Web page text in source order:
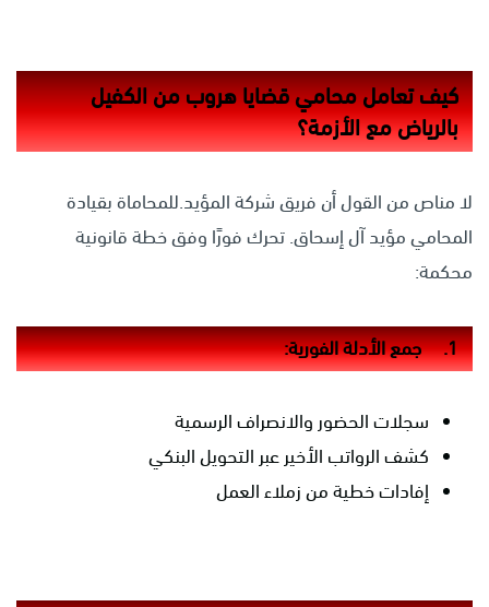
كيف تعامل محامي قضايا هروب من الكفيل
بالرياض مع الأزمة؟
لا مناص من القول أن فريق شركة المؤيد.للمحاماة بقيادة
المحامي مؤيد آل إسحاق. تحرك فورًا وفق خطة قانونية
محكمة:
1. جمع الأدلة الفورية:
سجلات الحضور والانصراف الرسمية
كشف الرواتب الأخير عبر التحويل البنكي
إفادات خطية من زملاء العمل